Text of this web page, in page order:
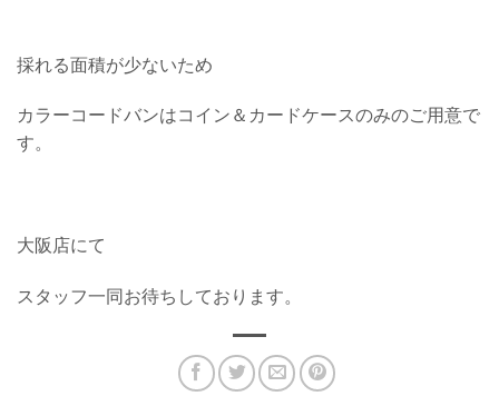
採れる面積が少ないため
カラーコードバンはコイン＆カードケースのみのご用意で
す。
大阪店にて
スタッフ一同お待ちしております。